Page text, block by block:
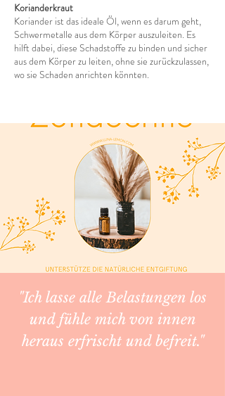
Korianderkraut
Koriander ist das ideale Öl, wenn es darum geht,
Schwermetalle aus dem Körper auszuleiten. Es
hilft dabei, diese Schadstoffe zu binden und sicher
aus dem Körper zu leiten, ohne sie zurückzulassen,
wo sie Schaden anrichten könnten.
"Ich lasse alle Belastungen los
und fühle mich von innen
heraus erfrischt und befreit."